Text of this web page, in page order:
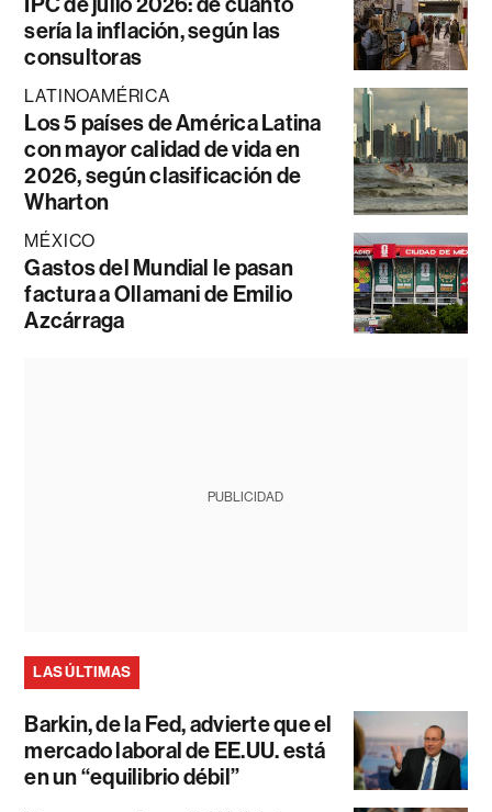
sería la inflación, según las
consultoras
LATINOAMÉRICA
Los 5 países de América Latina
con mayor calidad de vida en
2026, según clasificación de
Wharton
MÉXICO
Gastos del Mundial le pasan
factura a Ollamani de Emilio
Azcárraga
PUBLICIDAD
LAS ÚLTIMAS
Barkin, de la Fed, advierte que el
mercado laboral de EE.UU. está
en un “equilibrio débil”